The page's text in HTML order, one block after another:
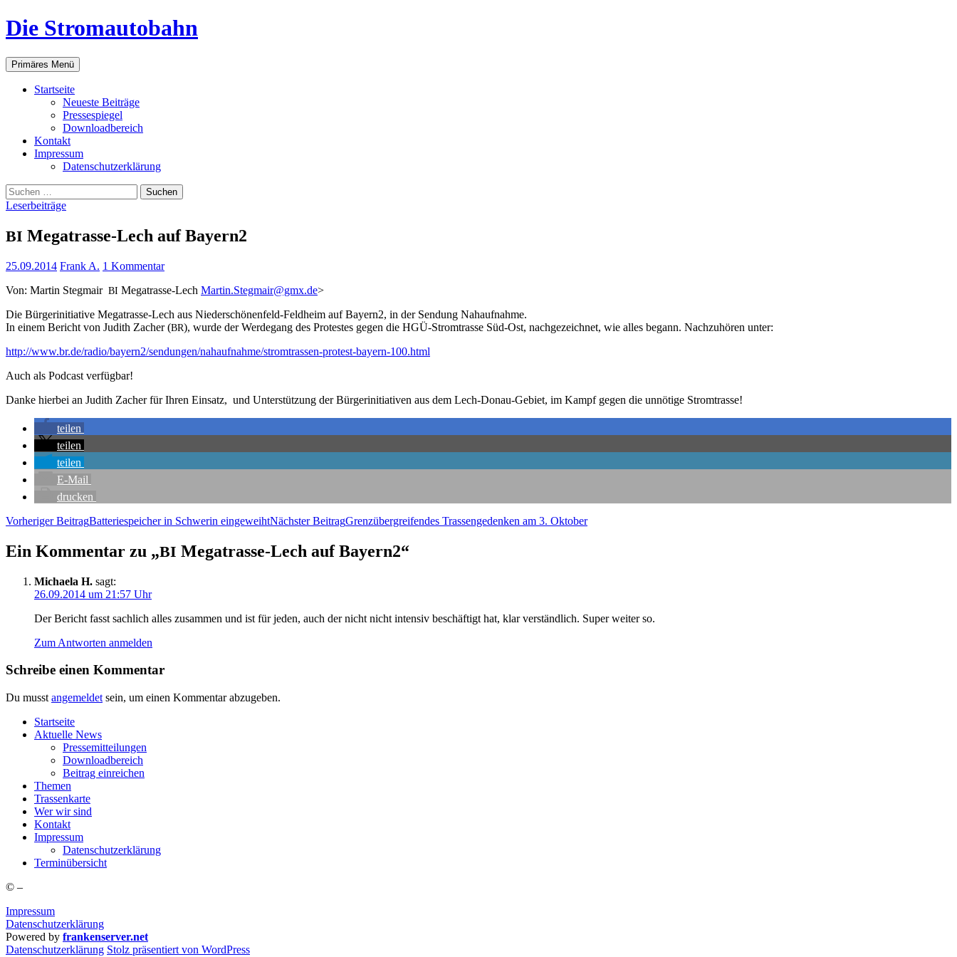
Zum
Inhalt
Die Stromautobahn
Suchen
Primäres Menü
Start­sei­te
Neu­es­te Beiträge
Pres­se­spie­gel
Down­load­be­reich
Kon­takt
Impres­sum
Daten­schutz­er­klä­rung
Suchen
nach:
Leserbeiträge
BI Mega­tras­se-Lech auf Bayern2
25.09.2014 Frank A. 1 Kommentar
Von: Mar­tin Steg­mair BI Mega­tras­se-Lech Martin.Stegmair@gmx.de>
Die Bür­ger­initia­ti­ve Mega­tras­se-Lech aus Nie­der­schö­nen­feld-Feld­heim auf Bayern2, in der Sen­dung Nahaufnahme.
In einem Bericht von Judith Zacher (BR), wur­de der Wer­de­gang des Pro­tes­tes gegen die HGÜ-Strom­tras­se Süd-Ost, nach­ge­zeich­net, wie alles begann. Nach­zu­hö­ren unter:
http://www.br.de/radio/bayern2/sendungen/nahaufnahme/stromtrassen-protest-bayern-100.html
Auch als Pod­cast verfügbar!
Dan­ke hier­bei an Judith Zacher für Ihren Ein­satz, und Unter­stüt­zung der Bür­ger­initia­ti­ven aus dem Lech-Donau-Gebiet, im Kampf gegen die unnö­ti­ge Stromtrasse!
tei­len
tei­len
tei­len
E‑Mail
dru­cken
Beitragsnavigation
Vorheriger BeitragBat­te­rie­spei­cher in Schwe­rin eingeweihtNächster BeitragGrenz­über­grei­fen­des Tras­sen­ge­den­ken am 3. Oktober
Ein Kommentar zu „BI Mega­tras­se-Lech auf Bayern2“
Michaela H. sagt:
26.09.2014 um 21:57 Uhr
Der Bericht fasst sach­lich alles zusam­men und ist für jeden, auch der nicht nicht inten­siv beschäf­tigt hat, klar ver­ständ­lich. Super wei­ter so.
Zum Antworten anmelden
Schreibe einen Kommentar
Du musst angemeldet sein, um einen Kommentar abzugeben.
Start­sei­te
Aktu­el­le News
Pres­se­mit­tei­lun­gen
Down­load­be­reich
Bei­trag einreichen
The­men
Tras­sen­kar­te
Wer wir sind
Kon­takt
Impres­sum
Daten­schutz­er­klä­rung
Ter­min­über­sicht
© –
Impressum
Datenschutzerklärung
Powered by frankenserver.net
Daten­schutz­er­klä­rung Stolz präsentiert von WordPress